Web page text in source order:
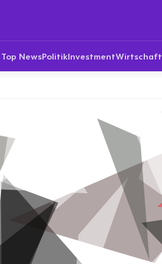
Top NewsPolitikInvestmentWirtschaft